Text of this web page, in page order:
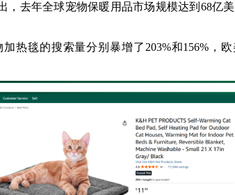
，去年全球宠物保暖用品市场规模达到68亿
热毯的搜索量分别暴增了203%和156%，